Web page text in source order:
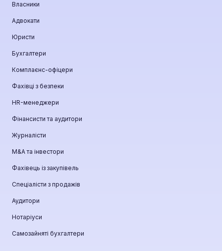
Власники
Адвокати
Юристи
Бухгалтери
Комплаєнс-офіцери
Фахівці з безпеки
HR-менеджери
Фінансисти та аудитори
Журналісти
М&A та інвестори
Фахівець із закупівель
Спеціалісти з продажів
Аудитори
Нотаріуси
Самозайняті бухгалтери